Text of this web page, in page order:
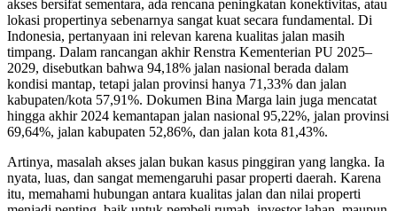
akses bersifat sementara, ada rencana peningkatan konektivitas, atau
lokasi propertinya sebenarnya sangat kuat secara fundamental. Di
Indonesia, pertanyaan ini relevan karena kualitas jalan masih
timpang. Dalam rancangan akhir Renstra Kementerian PU 2025–
2029, disebutkan bahwa 94,18% jalan nasional berada dalam
kondisi mantap, tetapi jalan provinsi hanya 71,33% dan jalan
kabupaten/kota 57,91%. Dokumen Bina Marga lain juga mencatat
hingga akhir 2024 kemantapan jalan nasional 95,22%, jalan provinsi
69,64%, jalan kabupaten 52,86%, dan jalan kota 81,43%.
Artinya, masalah akses jalan bukan kasus pinggiran yang langka. Ia
nyata, luas, dan sangat memengaruhi pasar properti daerah. Karena
itu, memahami hubungan antara kualitas jalan dan nilai properti